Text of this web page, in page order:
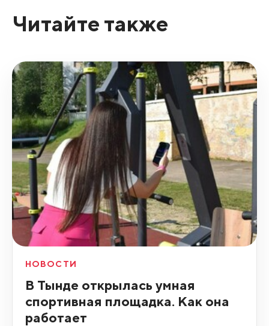
Читайте также
НОВОСТИ
В Тынде открылась умная
спортивная площадка. Как она
работает